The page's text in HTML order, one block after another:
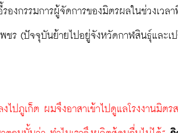
องกรรมการผู้จัดการของมิตรผลในช่วงเวลา
ชร (ปัจจุบันย้ายไปอยู่จังหวัดกาฬสินธุ์และเ
ปภูเก็ต ผมจึงอาสาเข้าไปดูแลโรงงานมิตร